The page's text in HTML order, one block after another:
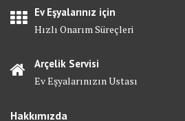
Ev Eşyalarınız için
Hızlı Onarım Süreçleri
Arçelik Servisi
Ev Eşyalarınızın Ustası
Hakkımızda